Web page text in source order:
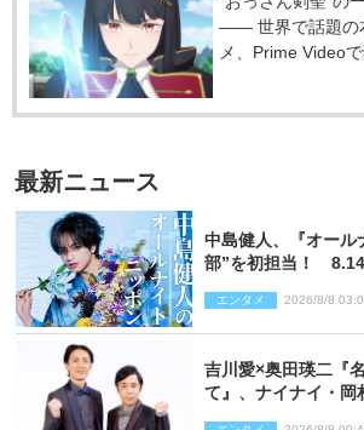
―― 世界で話題の
メ、Prime Video
最新ニュース
中島健人、『オール
部”を初担当！
エンタメ 2026/8/8
吉川愛×奥田瑛二『
て』、ナイナイ・岡